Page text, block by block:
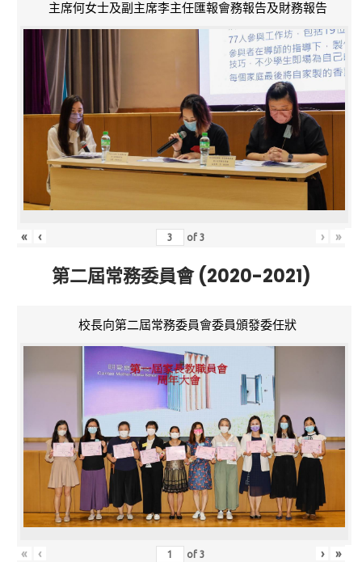
主席何女士及副主席李主任匯報會務報告及財務報告
« ‹ of3 › »
第二屆常務委員會 (2020-2021)
校長向第二屆常務委員會委員頒發委任狀
« ‹ of3 › »